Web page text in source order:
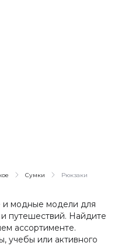
Сумки Рюкзаки
и модные модели для
путешествий. Найдите
ассортименте.
учебы или активного